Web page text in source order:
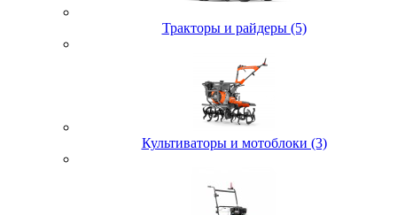
Тракторы и райдеры (5)
Культиваторы и мотоблоки (3)